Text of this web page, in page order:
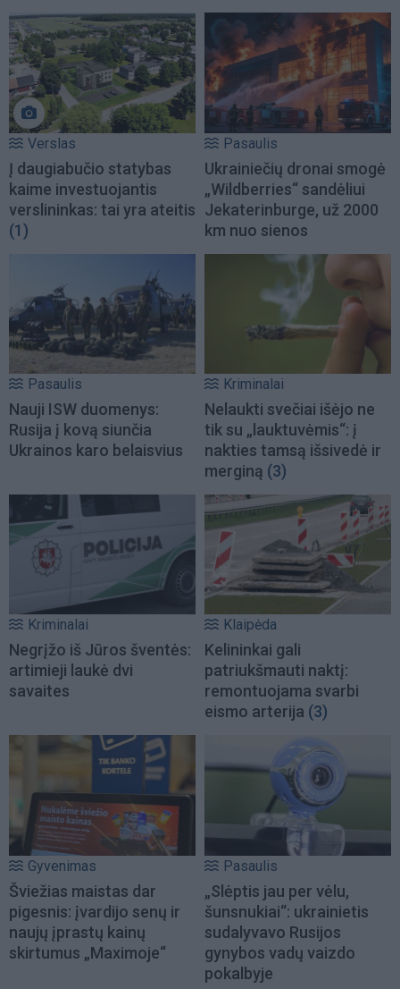
Verslas
Į daugiabučio statybas
kaime investuojantis
verslininkas: tai yra ateitis
(1)
Pasaulis
Ukrainiečių dronai smogė
„Wildberries“ sandėliui
Jekaterinburge, už 2000
km nuo sienos
Pasaulis
Nauji ISW duomenys:
Rusija į kovą siunčia
Ukrainos karo belaisvius
Kriminalai
Nelaukti svečiai išėjo ne
tik su „lauktuvėmis“: į
nakties tamsą išsivedė ir
merginą (3)
Kriminalai
Negrįžo iš Jūros šventės:
artimieji laukė dvi
savaites
Klaipėda
Kelininkai gali
patriukšmauti naktį:
remontuojama svarbi
eismo arterija (3)
Gyvenimas
Šviežias maistas dar
pigesnis: įvardijo senų ir
naujų įprastų kainų
skirtumus „Maximoje“
Pasaulis
„Slėptis jau per vėlu,
šunsnukiai“: ukrainietis
sudalyvavo Rusijos
gynybos vadų vaizdo
pokalbyje